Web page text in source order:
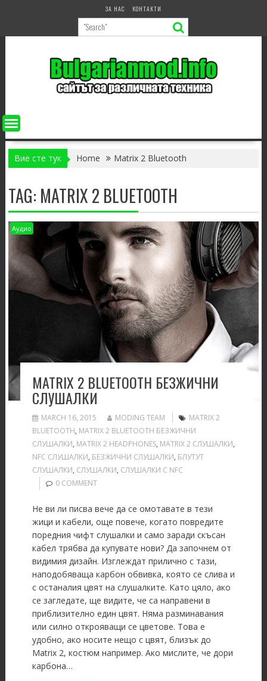
ЗА НАС КОНТАКТИ
Вие сте тук Home Matrix 2 Bluetooth
TAG: MATRIX 2 BLUETOOTH
Аудио
MATRIX 2 BLUETOOTH БЕЗЖИЧНИ
СЛУШАЛКИ
MARCH 16, 2015 MODING TEAM
MATRIX 2
BLUETOOTH, MATRIX 2 BLUETOOTH БЕЗЖИЧНИ
СЛУШАЛКИ, MATRIX 2 HEADPHONES, MATRIX 2 СЛУШАЛКИ,
NFC СЛУШАЛКИ, БЕЗЖИЧНИ СЛУШАЛКИ, БЛУТУТ
СЛУШАЛКИ, СЛУШАЛКИ, СЛУШАЛКИ С NFC
0 COMMENT
Не ви ли писва вече да се омотавате в тези
жици и кабели, още повече, когато повредите
поредния чифт слушалки и само заради скъсан
кабел трябва да купувате нови? Да започнем от
видимия дизайн. Изглеждат прилично с тази,
наподобяваща карбон обвивка, която се слива и
с останалия цвят на слушалките. Като цяло, ако
се загледате, ще видите, че са направени в
приблизително един цвят. Няма разминавания
или силно открояващи се цветове. Това е
удобно, ако носите нещо с цвят, близък до
Matrix 2, костюм например. Ако мислите, че дори
карбона…